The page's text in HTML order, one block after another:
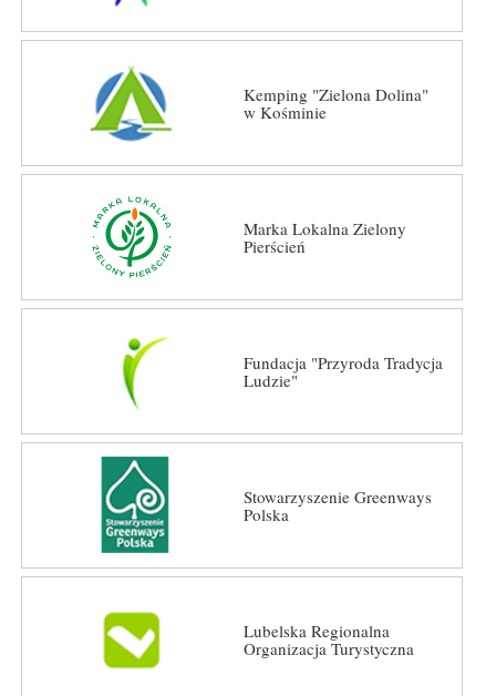
Kemping "Zielona Dolina"
w Kośminie
Marka Lokalna Zielony
Pierścień
Fundacja "Przyroda Tradycja
Ludzie"
Stowarzyszenie Greenways
Polska
Lubelska Regionalna
Organizacja Turystyczna